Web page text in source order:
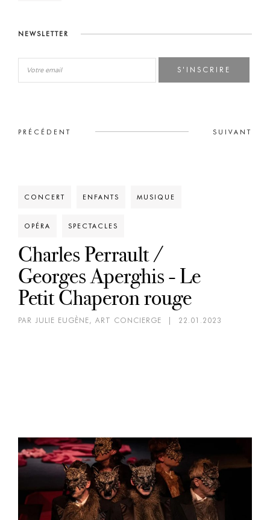
NEWSLETTER
S'INSCRIRE
PRÉCÉDENT SUIVANT
CONCERT ENFANTS MUSIQUE
OPÉRA SPECTACLES
Charles Perrault /
Georges Aperghis - Le
Petit Chaperon rouge
PAR JULIE EUGÈNE, ART CONCIERGE 22.01.2023